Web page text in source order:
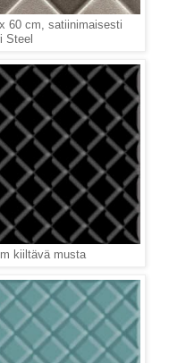
60 cm, satiinimaisesti
Steel
kiiltävä musta